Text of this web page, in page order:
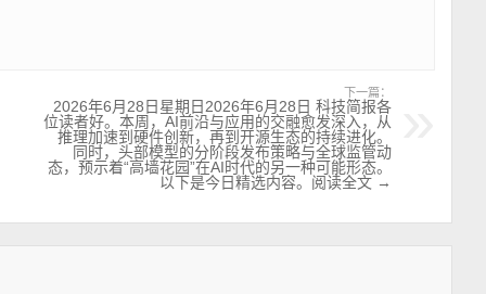
下一篇：
2026年6月28日星期日2026年6月28日 科技简报各
位读者好。本周，AI前沿与应用的交融愈发深入，从
推理加速到硬件创新，再到开源生态的持续进化。
同时，头部模型的分阶段发布策略与全球监管动
态，预示着“高墙花园”在AI时代的另一种可能形态。
以下是今日精选内容。阅读全文 →